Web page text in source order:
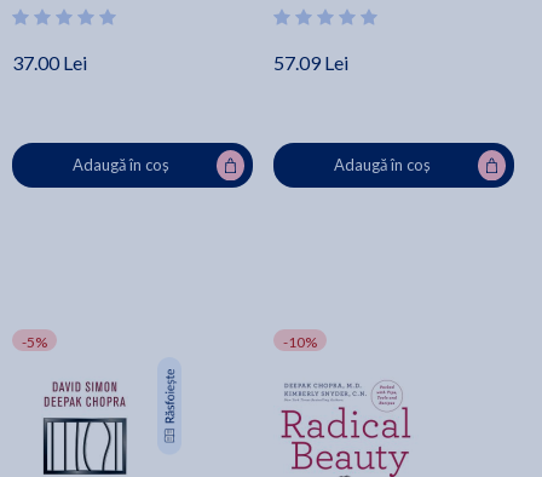
37.00 Lei
Adaugă în coș
57.09 Lei
Adaugă în coș
-5% -10%